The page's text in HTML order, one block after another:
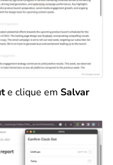
e clique em Salvar